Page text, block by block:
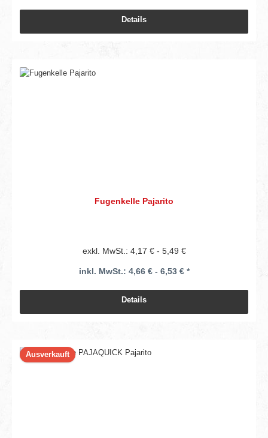
Details
Fugenkelle Pajarito
exkl. MwSt.: 4,17 € - 5,49 €
inkl. MwSt.: 4,66 € - 6,53 € *
Details
Ausverkauft